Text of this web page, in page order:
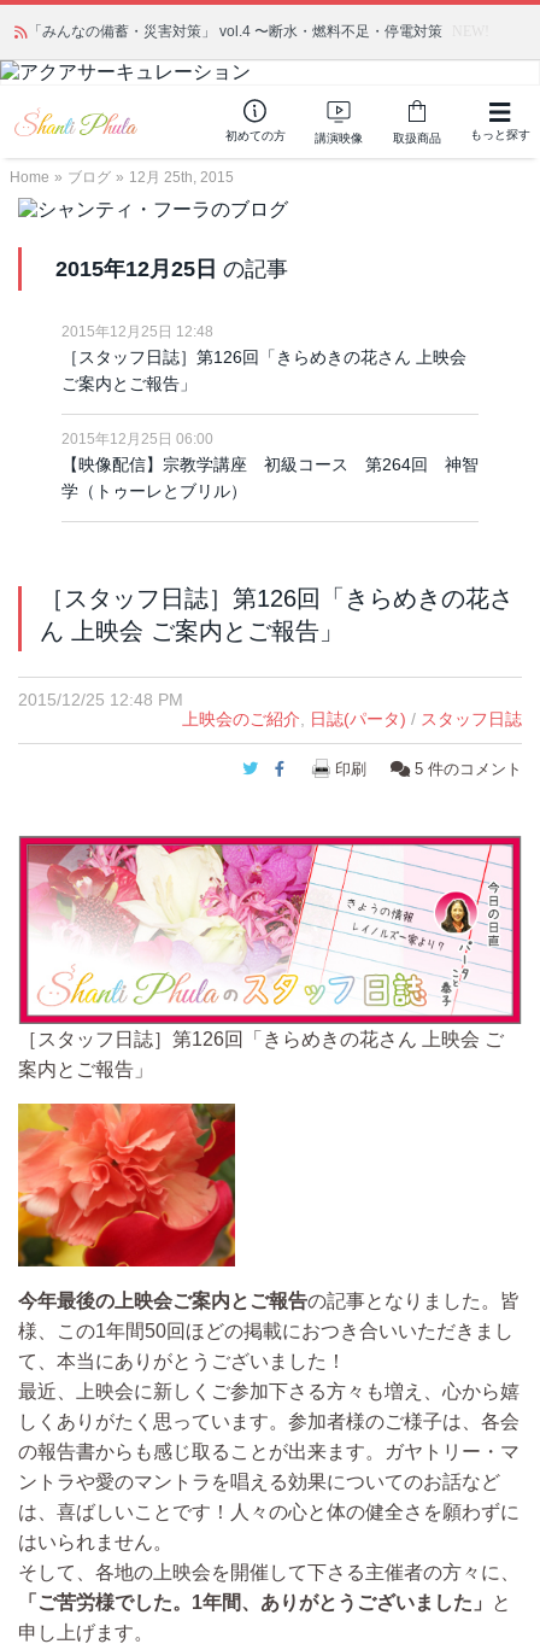
「みんなの備蓄・災害対策」 vol.4 〜断水・燃料不足・停電対策
初めての方 講演映像 取扱商品 もっと探す
Home » ブログ » 12月 25th, 2015
2015年12月25日 の記事
2015年12月25日 12:48
［スタッフ日誌］第126回「きらめきの花さん 上映会
ご案内とご報告」
2015年12月25日 06:00
【映像配信】宗教学講座 初級コース 第264回 神智
学（トゥーレとブリル）
［スタッフ日誌］第126回「きらめきの花さ
ん 上映会 ご案内とご報告」
2015/12/25 12:48 PM
上映会のご紹介
日誌(パータ) / スタッフ日誌
Twitter
Facebook
印刷 5 件のコメント
［スタッフ日誌］第126回「きらめきの花さん 上映会 ご
案内とご報告」
今年最後の上映会ご案内とご報告の記事となりました。皆
様、この1年間50回ほどの掲載におつき合いいただきまし
て、本当にありがとうございました！
最近、上映会に新しくご参加下さる方々も増え、心から嬉
しくありがたく思っています。参加者様のご様子は、各会
の報告書からも感じ取ることが出来ます。ガヤトリー・マ
ントラや愛のマントラを唱える効果についてのお話など
は、喜ばしいことです！人々の心と体の健全さを願わずに
はいられません。
そして、各地の上映会を開催して下さる主催者の方々に、
「ご苦労様でした。1年間、ありがとうございました」
と
申し上げます。